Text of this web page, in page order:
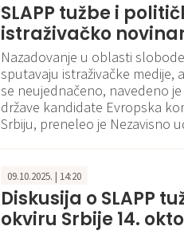
SLAPP tužbe i
istraživačko
Nazadovanje u oblasti
sputavaju istraživačke medije,
se neujednačeno, navedeno
države kandidate Evropska
Srbiju, preneleo je Nezavisno
09.10.2025. | 14:20
Diskusija o SLAPP
okviru Srbije 14.